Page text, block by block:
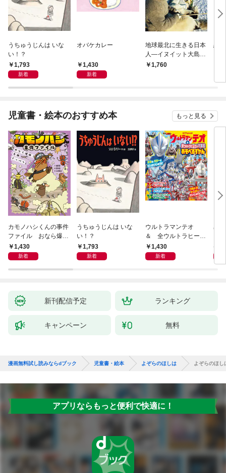
うちゅうじんは いな
い！？
1,793
新着
オバケカレー
1,430
新着
地球最北に生きる日本
人―イヌイット大島育
雄との旅―
1,760
恋
児童書・絵本のおすすめ本 もっと見る
カモノハシくんの事件
ファイル おなら爆
弾！ 危機イッパツ編
1,430
新着
うちゅうじんは いな
い！？
1,793
新着
ウルトラマンテオ
＆ 全ウルトラヒーロ
ー大集合 あそべるず
かん
1,430
新着
星
新刊配信予定 ランキング
キャンペーン 無料
漫画無料試し読みならdブック 児童書・絵本 よぞらのほしは よぞらのほし
アプリならもっと便利で快適に！